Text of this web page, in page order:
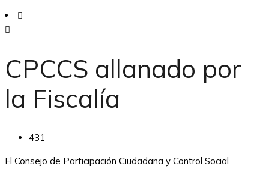
CPCCS allanado por
la Fiscalía
431
El Consejo de Participación Ciudadana y Control Social